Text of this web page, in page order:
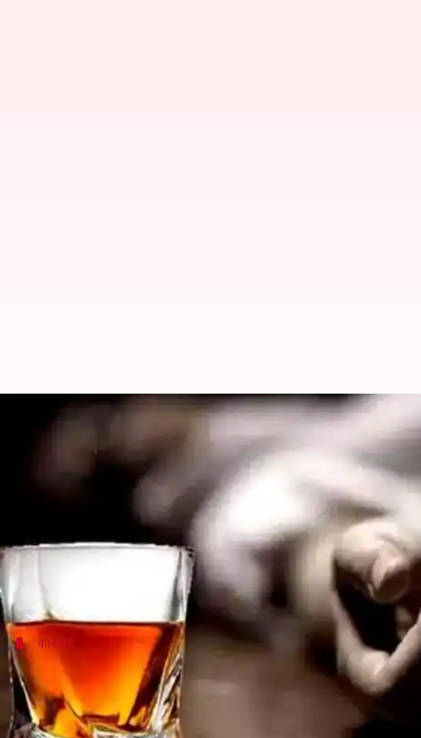
उत्तर प्रदेश में जहरीली शराब पीने से
May 28, 2019
उत्तर प्रदेश के बाराबंकी जिले में जहरीली शराब पीने से 10
मामले का संज्ञान लेेते हुए मुख्यमंत्री योगी आदित्यनाथ ने
कार्रवाई
आबकारी विभाग के 10 कर्मचारी सस्पेंड
इस मामले में आबकारी विभाग के 10 कर्मचारियों को सस्पेंड कर
आबकारी मंत्री ने कहा कि यह बेहद दुखद घटना है। उन्होंने